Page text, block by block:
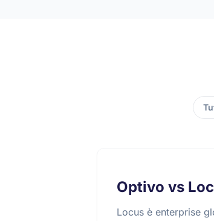
Optivo vs
Locus è enterprise